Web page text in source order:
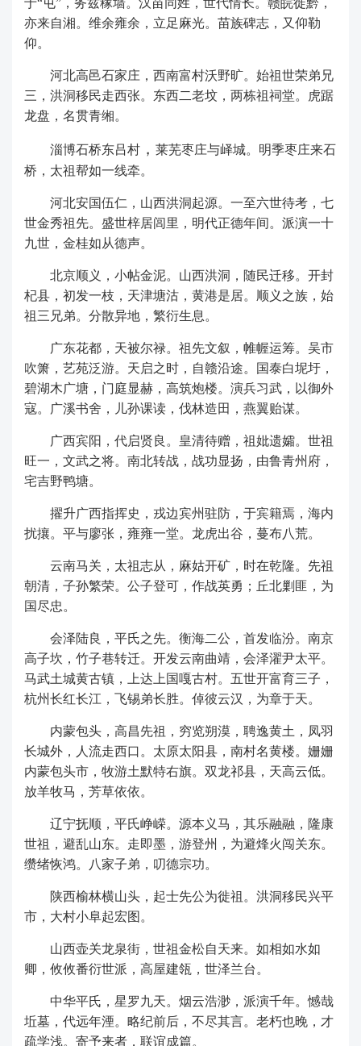
亦来自湘。维余雍余，立足麻光。苗族碑志，又仰勒
仰。
河北高邑石家庄，西南富村沃野旷。始祖世荣弟兄
三，洪洞移民走西张。东西二老坟，两栋祖祠堂。虎踞
龙盘，名贯青缃。
淄博石桥东吕村 ， 莱芜枣庄与峄城。明季枣庄来石
桥，太祖帮如一线牵。
河北安国伍仁，山西洪洞起源。一至六世待考，七
世金秀祖先。盛世梓居闾里，明代正德年间。派演一十
九世，金桂如从德声。
北京顺义，小帖金泥。山西洪洞，随民迁移。开封
杞县，初发一枝，天津塘沽，黄港是居。顺义之族，始
祖三兄弟。分散异地，繁衍生息。
广东花都，天被尔禄。祖先文叙，帷幄运筹。吴市
吹箫，艺苑泛游。天启之时，自赣沿途。国泰白坭圩，
碧湖木广塘，门庭显赫，高筑炮楼。演兵习武，以御外
寇。广溪书舍，儿孙课读，伐林造田，燕翼贻谋。
广西宾阳，代启贤良。皇清待赠，祖妣遗孀。世祖
旺一，文武之将。南北转战，战功显扬，由鲁青州府，
宅吉野鸭塘。
擢升广西指挥史，戎边宾州驻防，于宾籍焉，海内
扰攘。平与廖张，雍雍一堂。龙虎出谷，蔓布八荒。
云南马关，太祖志从，麻姑开矿，时在乾隆。先祖
朝清，子孙繁荣。公子登可，作战英勇；丘北剿匪，为
国尽忠。
会泽陆良，平氏之先。衡海二公，首发临汾。南京
高子坎，竹子巷转迁。开发云南曲靖，会泽濯尹太平。
马武土城黄古镇，上达上国嘎古村。五世开富育三子，
杭州长红长江，飞锡弟长胜。倬彼云汉，为章于天。
内蒙包头，高昌先祖，穷览朔漠，聘逸黄土，凤羽
长城外，人流走西口。太原太阳县，南村名黄楼。姗姗
内蒙包头市，牧游土默特右旗。双龙祁县，天高云低。
放羊牧马，芳草依依。
辽宁抚顺，平氏峥嵘。源本义马，其乐融融，隆康
世祖，避乱山东。走即墨，游登州，为避烽火闯关东。
缵绪恢鸿。八家子弟，叨德宗功。
陕西榆林横山头，起士先公为徙祖。洪洞移民兴平
市，大村小阜起宏图。
山西壶关龙泉街，世祖金松自天来。如相如水如
卿，攸攸番衍世派，高屋建瓴，世泽兰台。
中华平氏，星罗九天。烟云浩渺，派演千年。憾哉
坵墓，代远年湮。略纪前后，不尽其言。老朽也晚，才
疏学浅。寄予来者，联谊成篇。